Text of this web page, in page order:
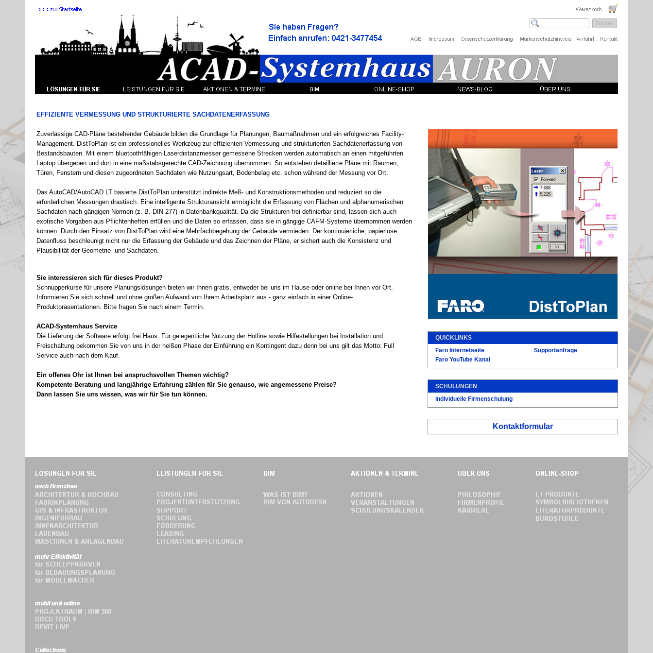
Suchen
EFFIZIENTE VERMESSUNG UND STRUKTURIERTE SACHDATENERFASSUNG
Zuverlässige CAD-Pläne bestehender Gebäude bilden die Grundlage für Planungen, Baumaßnahmen und ein erfolgreiches Facility-
Management. DistToPlan ist ein professionelles Werkzeug zur effizienten Vermessung und strukturierten Sachdatenerfassung von
Bestandsbauten. Mit einem bluetoothfähigen Laserdistanzmesser gemessene Strecken werden automatisch an einen mitgeführten
Laptop übergeben und dort in eine maßstabsgerechte CAD-Zeichnung übernommen. So entstehen detaillierte Pläne mit Räumen,
Türen, Fenstern und diesen zugeordneten Sachdaten wie Nutzungsart, Bodenbelag etc. schon während der Messung vor Ort.
Das AutoCAD/AutoCAD LT basierte DistToPlan unterstützt indirekte Meß- und Konstruktionsmethoden und reduziert so die
erforderlichen Messungen drastisch. Eine intelligente Strukturansicht ermöglicht die Erfassung von Flächen und alphanumerischen
Sachdaten nach gängigen Normen (z. B. DIN 277) in Datenbankqualität. Da die Strukturen frei definierbar sind, lassen sich auch
exotische Vorgaben aus Pflichtenheften erfüllen und die Daten so erfassen, dass sie in gängige CAFM-Systeme übernommen werden
können. Durch den Einsatz von DistToPlan wird eine Mehrfachbegehung der Gebäude vermieden. Der kontinuierliche, papierlose
Datenfluss beschleunigt nicht nur die Erfassung der Gebäude und das Zeichnen der Pläne, er sichert auch die Konsistenz und
Plausibilität der Geometrie- und Sachdaten.
Sie interessieren sich für dieses Produkt?
Schnupperkurse für unsere Planungslösungen bieten wir Ihnen gratis, entweder bei uns im Hause oder online bei Ihnen vor Ort.
Informieren Sie sich schnell und ohne großen Aufwand von Ihrem Arbeitsplatz aus - ganz einfach in einer Online-
Produktpräsentationen. Bitte fragen Sie nach einem Termin.
ACAD-Systemhaus Service
Die Lieferung der Software erfolgt frei Haus. Für gelegentliche Nutzung der Hotline sowie Hilfestellungen bei Installation und
Freischaltung bekommen Sie von uns in der heißen Phase der Einführung ein Kontingent dazu denn bei uns gilt das Motto: Full
Service auch nach dem Kauf.
Ein offenes Ohr ist Ihnen bei anspruchsvollen Themen wichtig?
Kompetente Beratung und langjährige Erfahrung zählen für Sie genauso, wie angemessene Preise?
Dann lassen Sie uns wissen, was wir für Sie tun können.
QUICKLINKS
Faro Internetseite
Faro YouTube Kanal
Supportanfrage
SCHULUNGEN
individuelle Firmenschulung
Kontaktformular